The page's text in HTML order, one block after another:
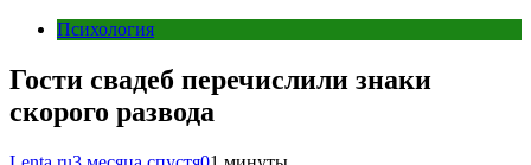
Психология
Гости свадеб перечислили знаки
скорого развода